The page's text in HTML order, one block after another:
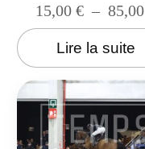
15,00 € – 85,00
Lire la suite